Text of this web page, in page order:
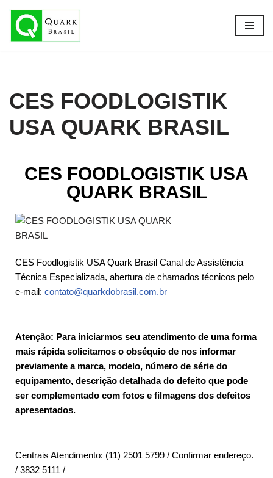
Pular
CES FOODLOGISTIK
USA QUARK BRASIL
CES FOODLOGISTIK USA
QUARK BRASIL
CES Foodlogistik USA Quark Brasil Canal de Assistência
Técnica Especializada, abertura de chamados técnicos pelo
e-mail: contato@quarkdobrasil.com.br
Atenção: Para iniciarmos seu atendimento de uma forma
mais rápida solicitamos o obséquio de nos informar
previamente a marca, modelo, número de série do
equipamento, descrição detalhada do defeito que pode
ser complementado com fotos e filmagens dos defeitos
apresentados.
Centrais Atendimento: (11) 2501 5799 / Confirmar endereço.
/ 3832 5111 /